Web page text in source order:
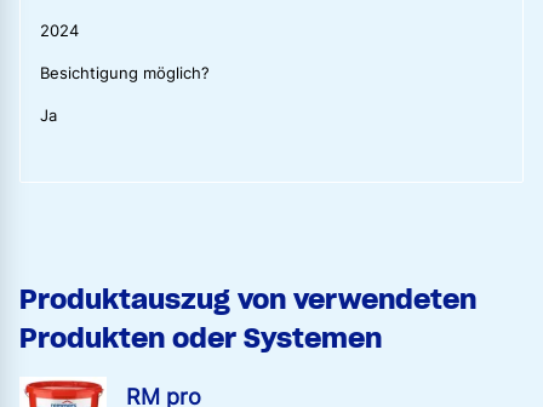
2024
Besichtigung möglich?
Ja
Produktauszug von verwendeten
Produkten oder Systemen
RM pro